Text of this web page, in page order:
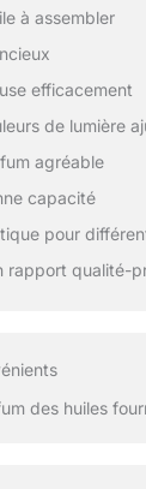
à assembler
efficacement
de lumière
agréable
capacité
pour
rapport qualité-
des huiles